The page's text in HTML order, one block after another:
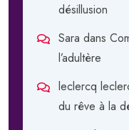
désillusion
Sara dans
l’adultère
leclercq
du rêve à la